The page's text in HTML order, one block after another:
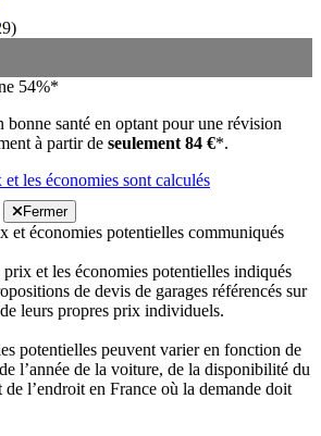
)
54%*
santé en optant pour une révision
à partir de seulement 84 €*.
les économies sont calculés
Fermer
et économies potentielles communiqués
et les économies potentielles indiqués
de devis de garages référencés sur
leurs propres prix individuels.
potentielles peuvent varier en fonction de
l’année de la voiture, de la disponibilité du
de l’endroit en France où la demande doit